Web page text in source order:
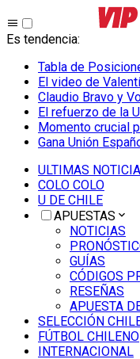
Es tendencia:
Tabla de
El video de
Claudio Bravo y
El refuerzo de la
Momento crucial
Gana Unión
ULTIMAS
COLO COLO
U DE CHILE
APUESTAS
NOTICIAS
GUÍAS
CÓDIGOS
RESEÑAS
APUESTA
SELECCIÓN
FÚTBOL CHILENO
INTERNACIONAL